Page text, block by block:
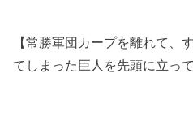
【常勝軍団カープを離れて、
てしまった巨人を先頭に立っ